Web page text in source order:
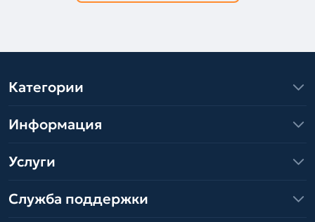
Категории
Информация
Услуги
Служба поддержки